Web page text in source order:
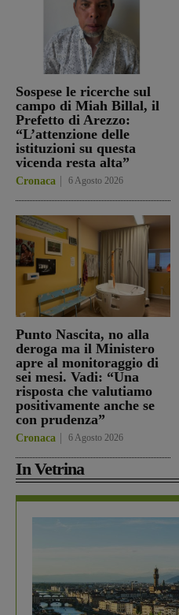
Sospese le ricerche sul
campo di Miah Billal, il
Prefetto di Arezzo:
“L’attenzione delle
istituzioni su questa
vicenda resta alta”
Cronaca 6 Agosto 2026
Punto Nascita, no alla
deroga ma il Ministero
apre al monitoraggio di
sei mesi. Vadi: “Una
risposta che valutiamo
positivamente anche se
con prudenza”
Cronaca 6 Agosto 2026
In Vetrina